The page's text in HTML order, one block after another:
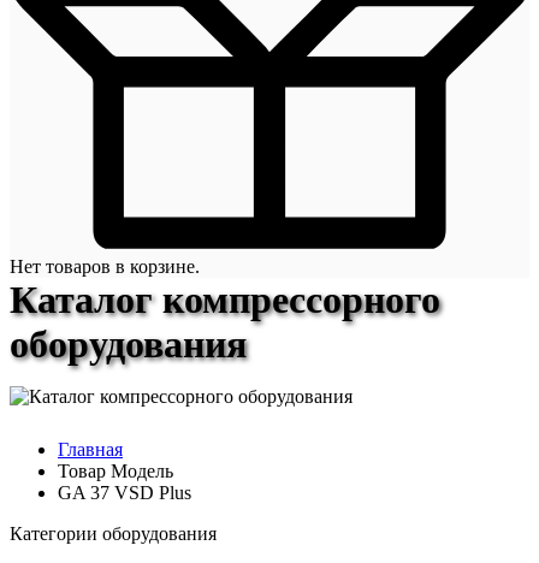
Нет товаров в корзине.
Каталог компрессорного
оборудования
Главная
Товар Модель
GA 37 VSD Plus
Категории оборудования